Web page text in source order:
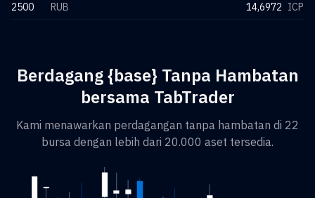
2500
RUB 14,6972 ICP
Berdagang {base} Tanpa Hambatan
bersama TabTrader
Kami menawarkan perdagangan tanpa hambatan di 22
bursa dengan lebih dari 20.000 aset tersedia.